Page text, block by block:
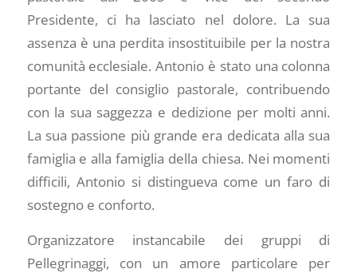
Presidente, ci ha lasciato nel dolore. La sua
assenza è una perdita insostituibile per la nostra
comunità ecclesiale. Antonio è stato una colonna
portante del consiglio pastorale, contribuendo
con la sua saggezza e dedizione per molti anni.
La sua passione più grande era dedicata alla sua
famiglia e alla famiglia della chiesa. Nei momenti
difficili, Antonio si distingueva come un faro di
sostegno e conforto.
Organizzatore instancabile dei gruppi di
Pellegrinaggi, con un amore particolare per